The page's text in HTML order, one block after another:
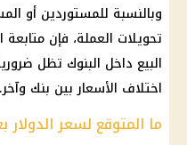
وبالنسبة للمستوردين أو
تحويلات العملة، فإن
البيع داخل البنوك تظل
اختلاف الأسعار بين بنك وآخر.
ما المتوقع لسعر الدولار